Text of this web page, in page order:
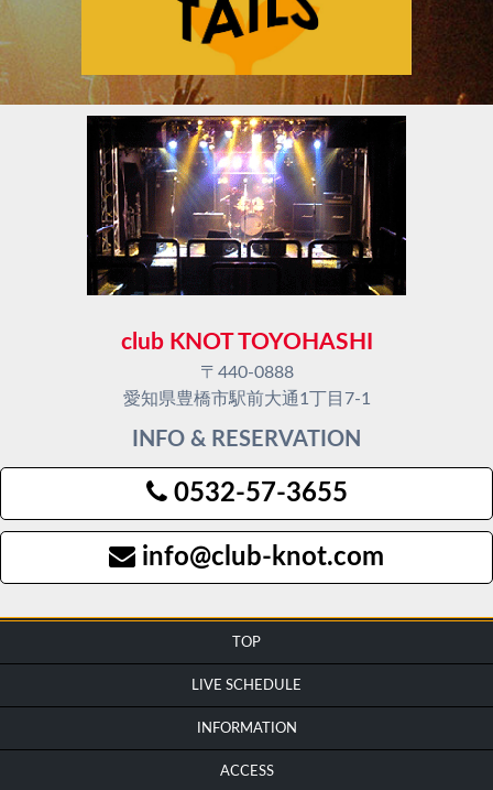
club KNOT TOYOHASHI
〒440-0888
愛知県豊橋市駅前大通1丁目7-1
INFO & RESERVATION
0532-57-3655
info@club-knot.com
TOP
LIVE SCHEDULE
INFORMATION
ACCESS